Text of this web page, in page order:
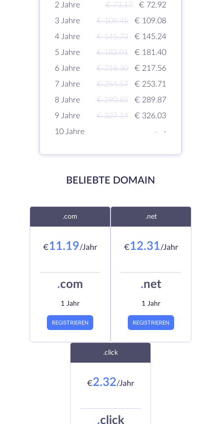
2 Jahre
€ 73.17
€ 72.92
3 Jahre
€ 109.45
€ 109.08
4 Jahre
€ 145.73
€ 145.24
5 Jahre
€ 182.01
€ 181.40
6 Jahre
€ 218.30
€ 217.56
7 Jahre
€ 254.57
€ 253.71
8 Jahre
€ 290.85
€ 289.87
9 Jahre
€ 327.14
€ 326.03
10 Jahre
- -
BELIEBTE DOMAIN
.com
€11.19/Jahr
.com
1 Jahr
REGISTRIEREN
.net
€12.31/Jahr
.net
1 Jahr
REGISTRIEREN
.click
€2.32/Jahr
.click